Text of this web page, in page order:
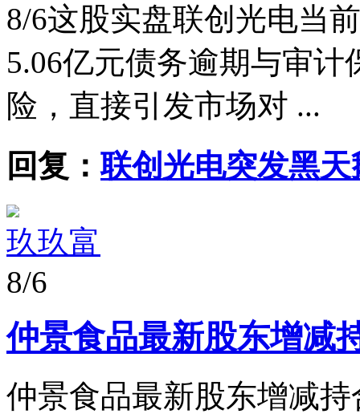
8/6这股实盘联创光电当
5.06亿元债务逾期与审
险，直接引发市场对 ...
回复：联创光电突发黑天
玖玖富
8/6
仲景食品最新股东增减
仲景食品最新股东增减